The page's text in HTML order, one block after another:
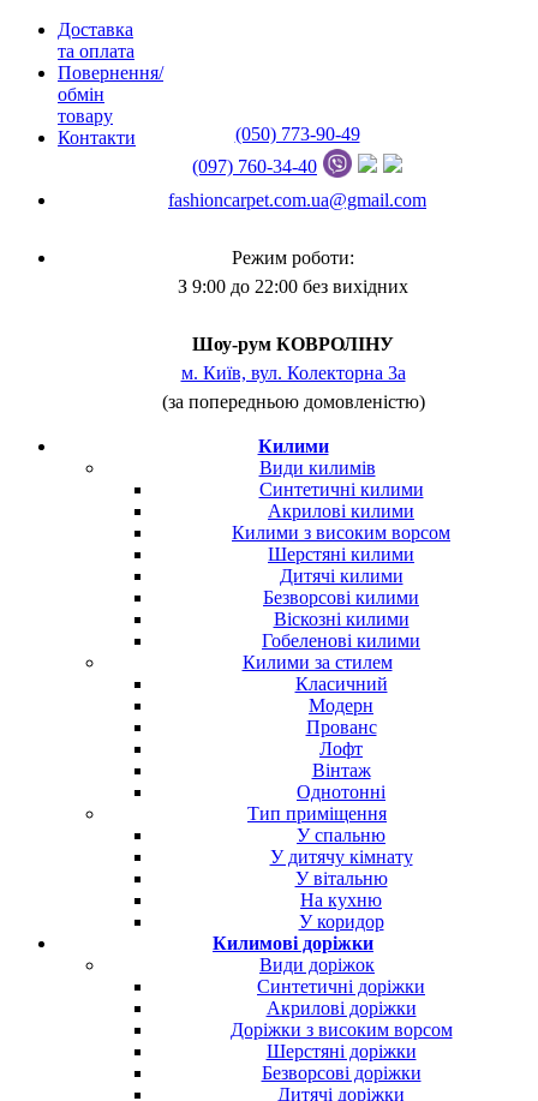
Доставка
та оплата
Повернення/
обмін
товару
Контакти
(050) 773-90-49
(097) 760-34-40
fashioncarpet.com.ua@gmail.com
Режим роботи:
З 9:00 до 22:00 без вихідних
Шоу-рум КОВРОЛІНУ
м. Київ, вул. Колекторна 3а
(за попередньою домовленістю)
Килими
Види килимів
Синтетичні килими
Акрилові килими
Килими з високим ворсом
Шерстяні килими
Дитячі килими
Безворсові килими
Віскозні килими
Гобеленові килими
Килими за стилем
Класичний
Модерн
Прованс
Лофт
Вінтаж
Однотонні
Тип приміщення
У спальню
У дитячу кімнату
У вітальню
На кухню
У коридор
Килимові доріжки
Види доріжок
Синтетичні доріжки
Акрилові доріжки
Доріжки з високим ворсом
Шерстяні доріжки
Безворсові доріжки
Дитячі доріжки